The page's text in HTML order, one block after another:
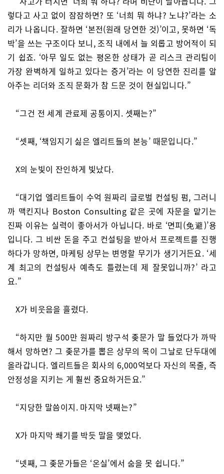
렇다고 사고 없이 잠잠하면? 또 ‘너희 뭐 하냐? 노냐?’라는 소
리가 나옵니다. 잘하면 ‘본전(원래 당연한 것)’이고, 못하면 ‘독
박’을 쓰는 구조이다 보니, 조직 내에서 늘 외롭고 방어적이 되
기 쉽죠. ‘아무 일도 없는 평온한 상태가 곧 리스크 관리팀이
가장 완벽하게 일하고 있다는 증거’라는 이 당연한 진리를 알
아주는 리더와 조직 문화가 참 드문 것이 현실입니다.”
“그건 전 세계 관료제 공통이지. 셋째는?”
“셋째, ‘책임지기 싫은 엘리트들의 본능’ 때문입니다.”
X의 눈빛이 잔인하게 빛났다.
“대기업 엘리트들이 수억 원짜리 글로벌 컨설팅 펌, 그러니
까 맥킨지나 Boston Consulting 같은 곳에 자문을 맡기는
진짜 이유는 실력이 좋아서가 아닙니다. 바로 ‘면피(免避)’용
입니다. 그 비싼 돈을 주고 컨설팅을 받아서 프로젝트를 진행
하다가 망하면, 마케팅 상무는 변명할 무기가 생기거든요. ‘세
계 최고의 컨설팅사 예측도 틀렸는데 제 잘못입니까?’ 라고
요.”
X가 비웃음을 흘렸다.
“하지만 월 500만 원짜리 방구석 좆문가 말 들었다가 까딱
해서 망하면? 그 좆문가를 뽑은 상무의 목이 그날로 단두대에
올라갑니다. 엘리트들은 회사의 6,000억보다 자신의 목줄, 즉
안정성을 지키는 게 훨씬 중요하거든요.”
“지당한 말씀이지. 마지막 넷째는?”
X가 마지막 쐐기를 박듯 말을 맺었다.
“넷째, 그 좆문가들은 ‘온실’에서 숨을 못 쉽니다.”